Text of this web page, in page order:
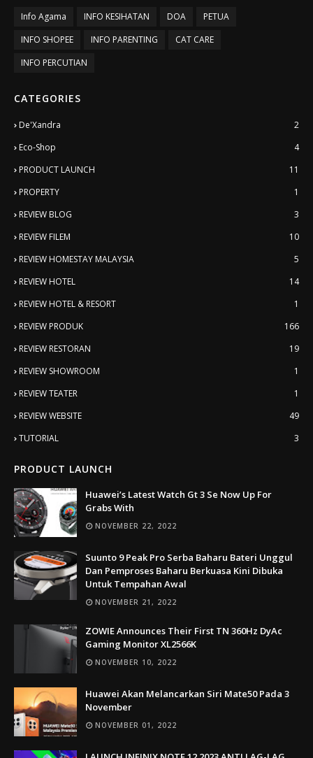
Info Agama INFO KESIHATAN DOA
PETUA
INFO SHOPEE
INFO PARENTING
CAT CARE
INFO PERCUTIAN
CATEGORIES
De'Xandra
2
Eco-Shop
4
PRODUCT LAUNCH
11
PROPERTY
1
REVIEW BLOG
3
REVIEW FILEM
10
REVIEW HOMESTAY MALAYSIA
5
REVIEW HOTEL
14
REVIEW HOTEL & RESORT
1
REVIEW PRODUK
166
REVIEW RESTORAN
19
REVIEW SHOWROOM
1
REVIEW TEATER
1
REVIEW WEBSITE
49
TUTORIAL
3
PRODUCT LAUNCH
Huawei’s Latest Watch Gt 3 Se Now Up For
Grabs With
NOVEMBER 22, 2022
Suunto 9 Peak Pro Serba Baharu Bateri Unggul
Dan Pemproses Baharu Berkuasa Kini Dibuka
Untuk Tempahan Awal
NOVEMBER 21, 2022
ZOWIE Announces Their First TN 360Hz DyAc
Gaming Monitor XL2566K
NOVEMBER 10, 2022
Huawei Akan Melancarkan Siri Mate50 Pada 3
November
NOVEMBER 01, 2022